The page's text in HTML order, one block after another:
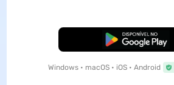
Baixar Grátis
Windows • macOS • iOS • Android